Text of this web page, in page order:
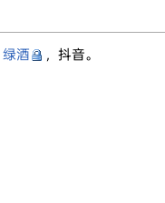
绿酒 ，抖音。